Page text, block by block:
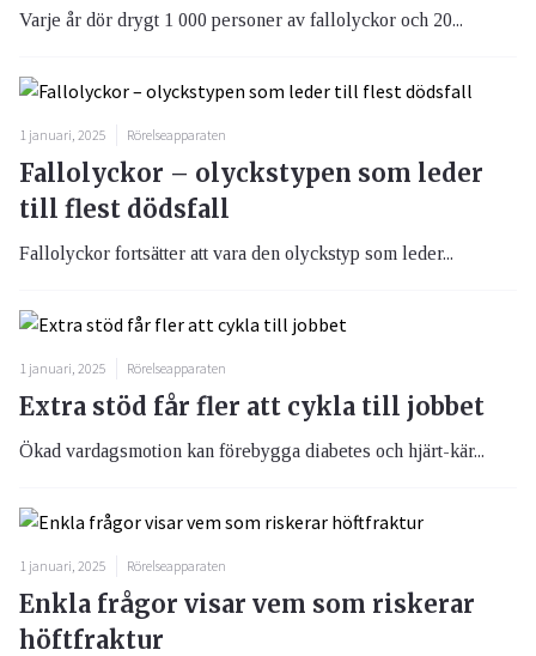
Varje år dör drygt 1 000 personer av fallolyckor och 20...
1 januari, 2025 Rörelseapparaten
Fallolyckor – olyckstypen som leder
till flest dödsfall
Fallolyckor fortsätter att vara den olyckstyp som leder...
1 januari, 2025 Rörelseapparaten
Extra stöd får fler att cykla till jobbet
Ökad vardagsmotion kan förebygga diabetes och hjärt-kär...
1 januari, 2025 Rörelseapparaten
Enkla frågor visar vem som riskerar
höftfraktur